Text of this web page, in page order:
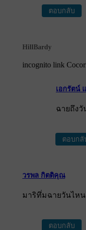
ตอบกลับ
HillBardy
incognito link
เอกรัตน์
ฉายถึง
ตอบกลั
วรพล กิตติคุณ
มาริทึ่มฉายวันไห
ตอบกลับ